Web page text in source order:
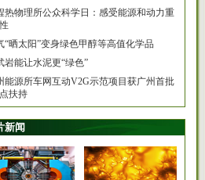
热物理所公众科学日：感受能源和动力重
“晒太阳”变身绿色甲醇等高值化学品
岩能让水泥更“绿色”
能源所车网互动V2G示范项目获广州首批
扶持
新闻